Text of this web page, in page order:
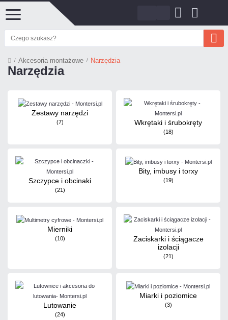
Akcesoria montażowe Narzędzia
Narzędzia
Zestawy narzędzi
(7) Wkrętaki i śrubokręty
(18)
Szczypce i obcinaki
(21)
Bity, imbusy i torxy
(19)
Mierniki
(10)
Zaciskarki i ściągacze
izolacji
(21)
Lutowanie
(24)
Miarki i poziomice
(3)